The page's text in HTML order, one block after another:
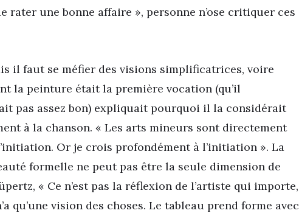
une bonne affaire », personne n’ose critiquer ces
il faut se méfier des visions simplificatrices, voire
la peinture était la première vocation (qu’il
pas assez bon) expliquait pourquoi il la considérait
à la chanson. « Les arts mineurs sont directement
Or je crois profondément à l’initiation ». La
formelle ne peut pas être la seule dimension de
« Ce n’est pas la réflexion de l’artiste qui importe,
qu’une vision des choses. Le tableau prend forme avec